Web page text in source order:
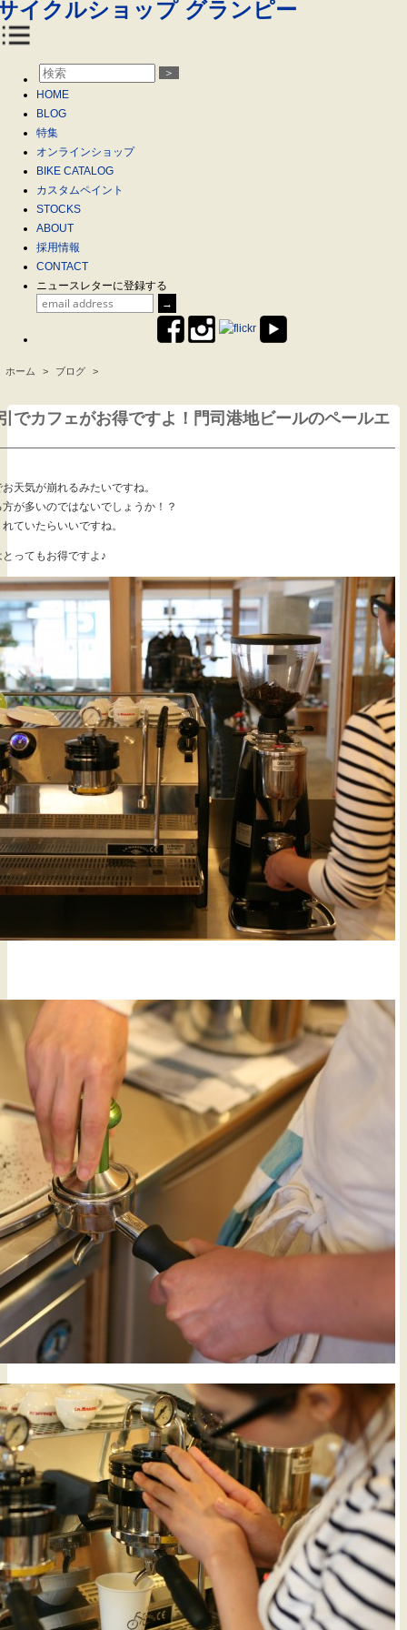
＞
HOME
BLOG
特集
オンラインショップ
BIKE CATALOG
カスタムペイント
STOCKS
ABOUT
採用情報
CONTACT
ニュースレターに登録する
ホーム > ブログ >
でカフェがお得ですよ！門司港地ビールのペールエ
天気が崩れるみたいですね。
が多いのではないでしょうか！？
ていたらいいですね。
ってもお得ですよ♪